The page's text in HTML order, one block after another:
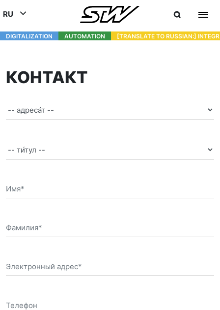
RU
DEUTSCH (DE)
中文 (ZH)
DIGITALIZATION - СОЕДИНЯЯ МИР МОБИЛЬНЫХ МАШИН И ТЕХНИКИ
AUTOMATION - УЛУЧШЕНИЕ РАБОТЫ
[TRANSLATE TO RUSSIAN:]
КОНТАКТ